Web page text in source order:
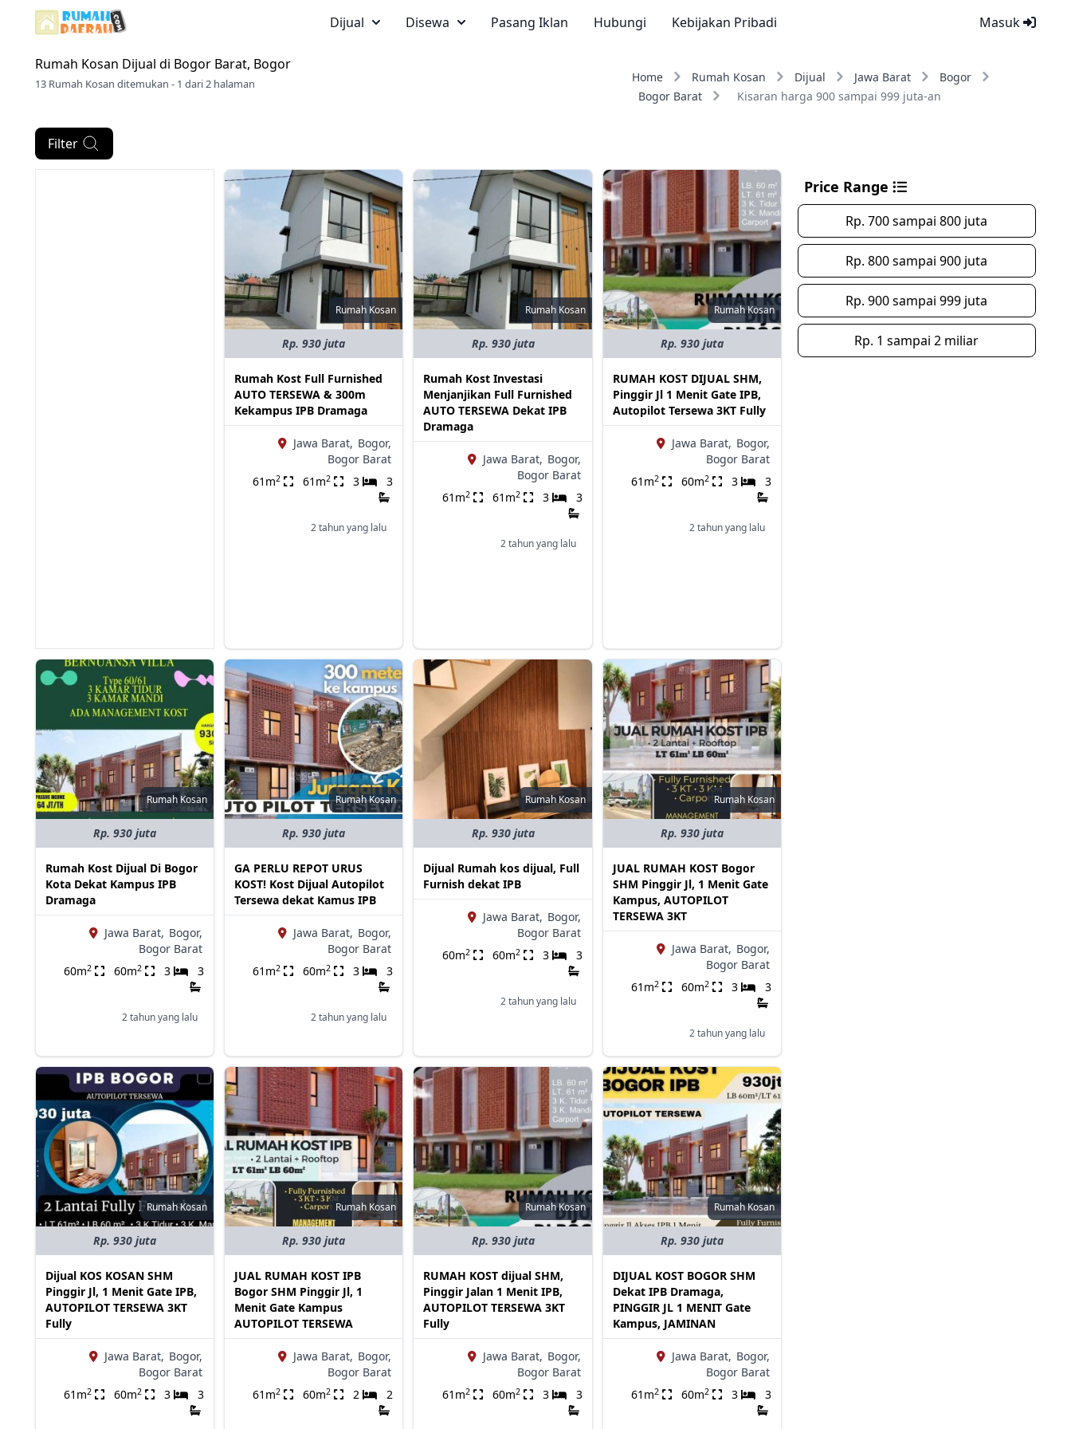
Masuk
Dijual Disewa Pasang Iklan Hubungi Kebijakan Pribadi
Rumah Kosan Dijual di Bogor Barat, Bogor
13 Rumah Kosan ditemukan - 1 dari 2 halaman Home Rumah Kosan Dijual Jawa Barat
Bogor
Bogor Barat
Kisaran harga 900 sampai 999 juta-an
Filter
Rumah Kosan
Rp. 930 juta
Rumah Kost Full Furnished
AUTO TERSEWA & 300m
Kekampus IPB Dramaga
Jawa Barat, Bogor,
Bogor Barat
61m2 61m2 3 3
2 tahun yang lalu
Rumah Kosan
Rp. 930 juta
Rumah Kost Investasi
Menjanjikan Full Furnished
AUTO TERSEWA Dekat IPB
Dramaga
Jawa Barat, Bogor,
Bogor Barat
61m2 61m2 3 3
2 tahun yang lalu
Rumah Kosan
Rp. 930 juta
RUMAH KOST DIJUAL SHM,
Pinggir Jl 1 Menit Gate IPB,
Autopilot Tersewa 3KT Fully
Jawa Barat, Bogor,
Bogor Barat
61m2 60m2 3 3
2 tahun yang lalu
Rumah Kosan
Rp. 930 juta
Rumah Kost Dijual Di Bogor
Kota Dekat Kampus IPB
Dramaga
Jawa Barat, Bogor,
Bogor Barat
60m2 60m2 3 3
2 tahun yang lalu
Rumah Kosan
Rp. 930 juta
GA PERLU REPOT URUS
KOST! Kost Dijual Autopilot
Tersewa dekat Kamus IPB
Jawa Barat, Bogor,
Bogor Barat
61m2 60m2 3 3
2 tahun yang lalu
Rumah Kosan
Rp. 930 juta
Dijual Rumah kos dijual, Full
Furnish dekat IPB
Jawa Barat, Bogor,
Bogor Barat
60m2 60m2 3 3
2 tahun yang lalu
Rumah Kosan
Rp. 930 juta
JUAL RUMAH KOST Bogor
SHM Pinggir Jl, 1 Menit Gate
Kampus, AUTOPILOT
TERSEWA 3KT
Jawa Barat, Bogor,
Bogor Barat
61m2 60m2 3 3
2 tahun yang lalu
Rumah Kosan
Rp. 930 juta
Dijual KOS KOSAN SHM
Pinggir Jl, 1 Menit Gate IPB,
AUTOPILOT TERSEWA 3KT
Fully
Jawa Barat, Bogor,
Bogor Barat
61m2 60m2 3 3
Rumah Kosan
Rp. 930 juta
JUAL RUMAH KOST IPB
Bogor SHM Pinggir Jl, 1
Menit Gate Kampus
AUTOPILOT TERSEWA
Jawa Barat, Bogor,
Bogor Barat
61m2 60m2 2 2
Rumah Kosan
Rp. 930 juta
RUMAH KOST dijual SHM,
Pinggir Jalan 1 Menit IPB,
AUTOPILOT TERSEWA 3KT
Fully
Jawa Barat, Bogor,
Bogor Barat
61m2 60m2 3 3
Rumah Kosan
Rp. 930 juta
DIJUAL KOST BOGOR SHM
Dekat IPB Dramaga,
PINGGIR JL 1 MENIT Gate
Kampus, JAMINAN
Jawa Barat, Bogor,
Bogor Barat
61m2 60m2 3 3
Price Range
Rp. 700 sampai 800 juta
Rp. 800 sampai 900 juta
Rp. 900 sampai 999 juta
Rp. 1 sampai 2 miliar